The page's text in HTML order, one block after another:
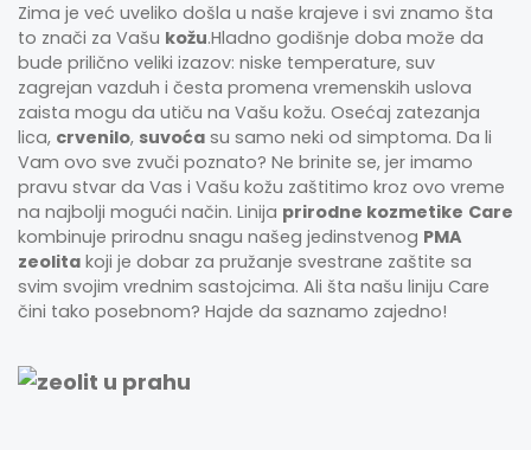
Zima je već uveliko došla u naše krajeve i svi znamo šta
to znači za Vašu kožu.Hladno godišnje doba može da
bude prilično veliki izazov: niske temperature, suv
zagrejan vazduh i česta promena vremenskih uslova
zaista mogu da utiču na Vašu kožu. Osećaj zatezanja
lica, crvenilo, suvoća su samo neki od simptoma. Da li
Vam ovo sve zvuči poznato? Ne brinite se, jer imamo
pravu stvar da Vas i Vašu kožu zaštitimo kroz ovo vreme
na najbolji mogući način. Linija prirodne kozmetike Care
kombinuje prirodnu snagu našeg jedinstvenog PMA
zeolita koji je dobar za pružanje svestrane zaštite sa
svim svojim vrednim sastojcima. Ali šta našu liniju Care
čini tako posebnom? Hajde da saznamo zajedno!